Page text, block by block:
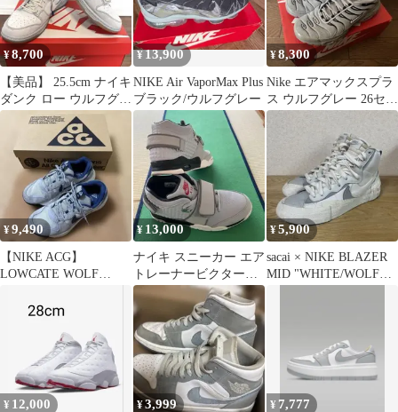
¥8,700
【美品】 25.5cm ナイキ
ダンク ロー ウルフグレ
ー ピュアプラチナム
¥13,900
NIKE Air VaporMax Plus
ブラック/ウルフグレー
¥8,300
Nike エアマックスプラ
ス ウルフグレー 26セン
チ
¥9,490
【NIKE ACG】
LOWCATE WOLF
¥ 13,000
ナイキ スニーカー エア
トレーナービクターク
ルーズ ウルフグレー
¥5,900
sacai × NIKE BLAZER
MID "WHITE/WOLF
¥ 12,000 ¥3,999 ¥ 7,777